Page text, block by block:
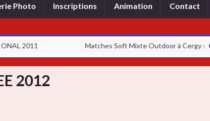
Photo Inscriptions Animation Contact
2011 Matches Soft Mixte Outdoor à Cergy :
2012